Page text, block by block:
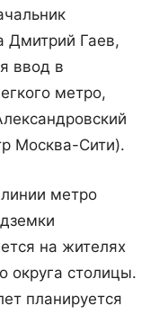
Дмитрий Гаев,
ввод в
метро,
Москва-Сити).
метро
на жителях
округа столицы.
планируется